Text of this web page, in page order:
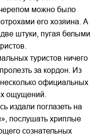
можно было
его хозяина. А
штуки, пугая белыми
туристов ничего
за кордон. Из
официальных
ощущений.
издали поглазеть на
послушать хриплые
сознательных